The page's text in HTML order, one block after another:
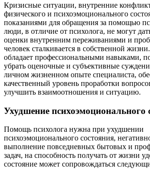
Кризисные ситуации, внутренние
физического и психоэмоционального
показаниями для обращения за помощью
люди, в отличие от психолога, не могут
оценки внутренним переживаниями и
человек сталкивается в собственной
обладает профессиональными навыками,
убрать оценочные и субъективные
личном жизненном опыте специалиста,
качественный уровень проработки
улучшить взаимоотношения и ситуацию.
Ухудшение психоэмоционального
Помощь психолога нужна при ухудшении
психоэмоционального состояния,
выполнение повседневных бытовых и
задач, на способность получать от жизни
состояние может сопровождаться